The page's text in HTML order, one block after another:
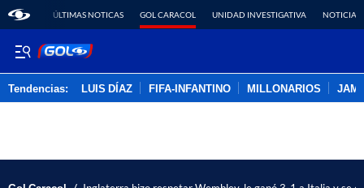
ÚLTIMAS NOTICAS GOL CARACOL UNIDAD INVESTIGATIVA NOTICIAS
Tendencias: LUIS DÍAZ FIFA-INFANTINO MILLONARIOS